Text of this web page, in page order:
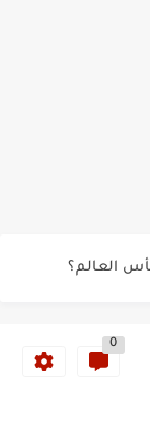
العالم؟
كتاب جديد لدريانكور يفضح أساطير وخزعبلات نظام العسكر ويعيد قراءة...
0